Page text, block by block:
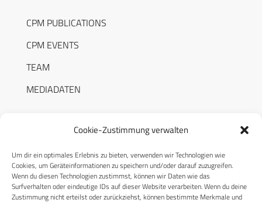
Cookie-Zustimmung verwalten
Um dir ein optimales Erlebnis zu bieten, verwenden wir Technologien wie
Cookies, um Geräteinformationen zu speichern und/oder darauf zuzugreifen.
Wenn du diesen Technologien zustimmst, können wir Daten wie das
Surfverhalten oder eindeutige IDs auf dieser Website verarbeiten. Wenn du deine
Zustimmung nicht erteilst oder zurückziehst, können bestimmte Merkmale und
CPM PUBLICATIONS
CPM EVENTS
TEAM
MEDIADATEN
RECHTLICHES
Datenschutzerklärung